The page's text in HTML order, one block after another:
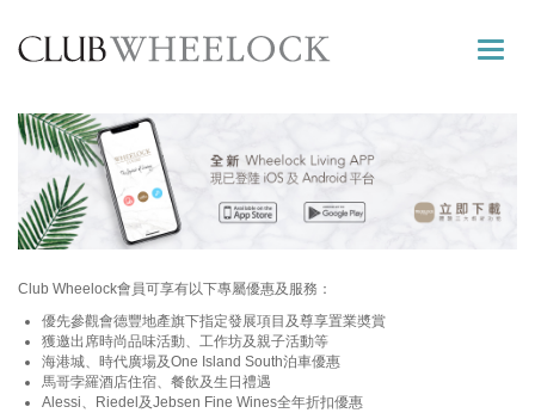
Toggle
Club Wheelock會員可享有以下專屬優惠及服務：
優先參觀會德豐地產旗下指定發展項目及尊享置業奬賞
獲邀出席時尚品味活動、工作坊及親子活動等
海港城、時代廣場及One Island South泊車優惠
馬哥孛羅酒店住宿、餐飲及生日禮遇
Alessi、Riedel及Jebsen Fine Wines全年折扣優惠